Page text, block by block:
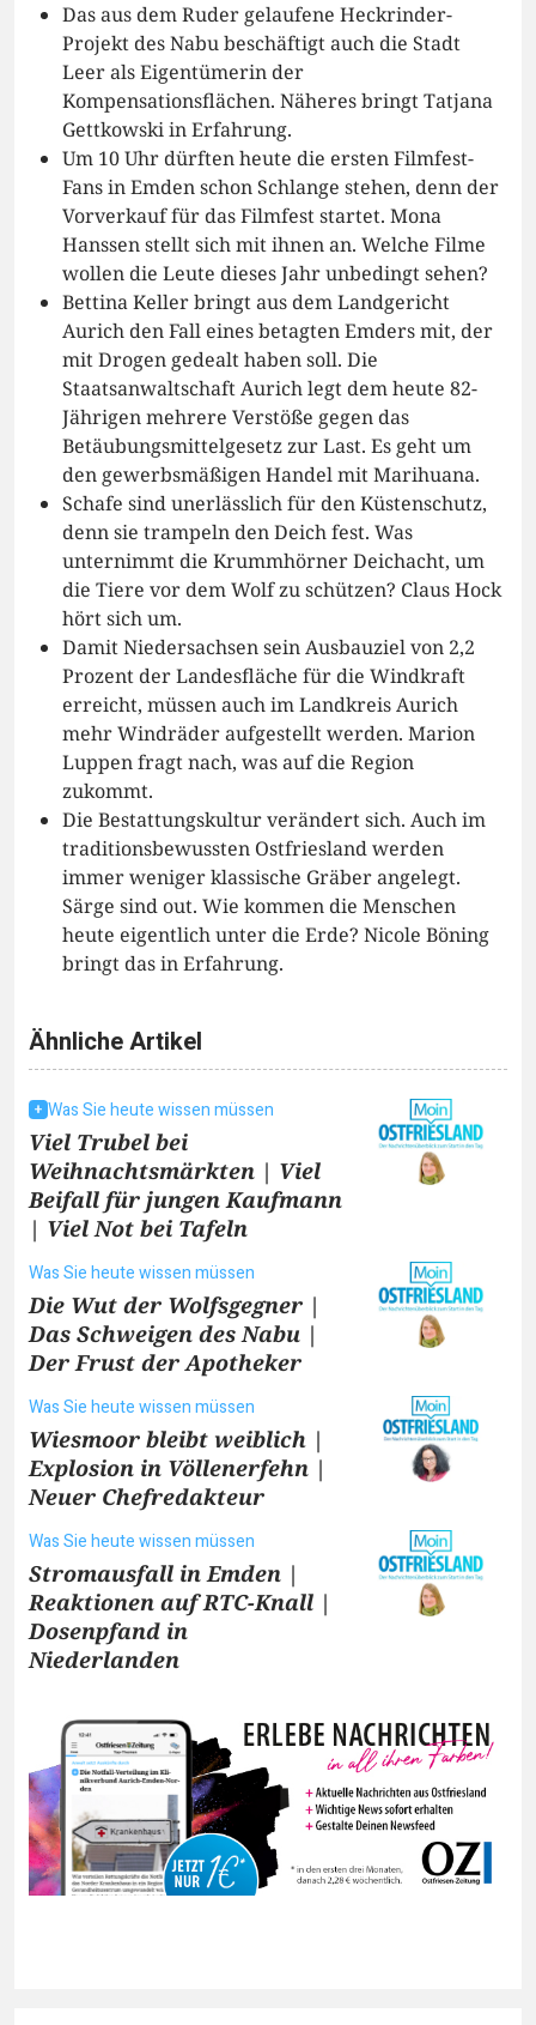
Das aus dem Ruder gelaufene Heckrinder-
Projekt des Nabu beschäftigt auch die Stadt
Leer als Eigentümerin der
Kompensationsflächen. Näheres bringt Tatjana
Gettkowski in Erfahrung.
Um 10 Uhr dürften heute die ersten Filmfest-
Fans in Emden schon Schlange stehen, denn der
Vorverkauf für das Filmfest startet. Mona
Hanssen stellt sich mit ihnen an. Welche Filme
wollen die Leute dieses Jahr unbedingt sehen?
Bettina Keller bringt aus dem Landgericht
Aurich den Fall eines betagten Emders mit, der
mit Drogen gedealt haben soll. Die
Staatsanwaltschaft Aurich legt dem heute 82-
Jährigen mehrere Verstöße gegen das
Betäubungsmittelgesetz zur Last. Es geht um
den gewerbsmäßigen Handel mit Marihuana.
Schafe sind unerlässlich für den Küstenschutz,
denn sie trampeln den Deich fest. Was
unternimmt die Krummhörner Deichacht, um
die Tiere vor dem Wolf zu schützen? Claus Hock
hört sich um.
Damit Niedersachsen sein Ausbauziel von 2,2
Prozent der Landesfläche für die Windkraft
erreicht, müssen auch im Landkreis Aurich
mehr Windräder aufgestellt werden. Marion
Luppen fragt nach, was auf die Region
zukommt.
Die Bestattungskultur verändert sich. Auch im
traditionsbewussten Ostfriesland werden
immer weniger klassische Gräber angelegt.
Särge sind out. Wie kommen die Menschen
heute eigentlich unter die Erde? Nicole Böning
bringt das in Erfahrung.
Ähnliche Artikel
Was Sie heute wissen müssen
Viel Trubel bei
Weihnachtsmärkten | Viel
Beifall für jungen Kaufmann
| Viel Not bei Tafeln
Was Sie heute wissen müssen
Die Wut der Wolfsgegner |
Das Schweigen des Nabu |
Der Frust der Apotheker
Was Sie heute wissen müssen
Wiesmoor bleibt weiblich |
Explosion in Völlenerfehn |
Neuer Chefredakteur
Was Sie heute wissen müssen
Stromausfall in Emden |
Reaktionen auf RTC-Knall |
Dosenpfand in
Niederlanden